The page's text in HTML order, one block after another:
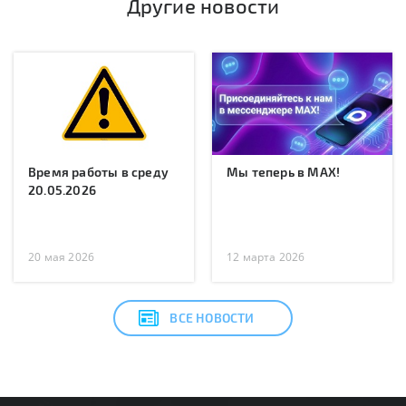
Другие новости
Время работы в среду
20.05.2026
20 мая 2026
Мы теперь в MAX!
12 марта 2026
ВСЕ НОВОСТИ